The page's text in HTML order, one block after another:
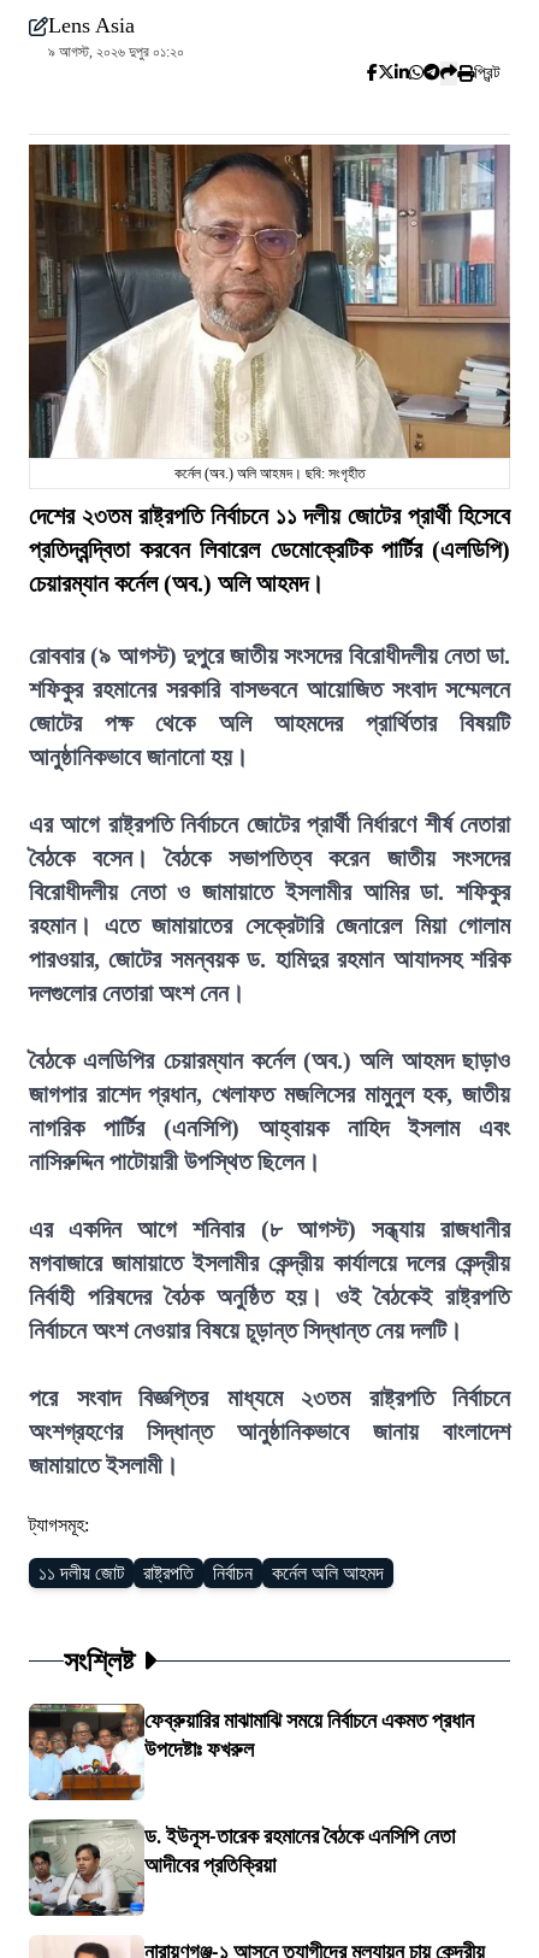
Lens Asia
৯ আগস্ট, ২০২৬ দুপুর ০১:২০
প্রিন্ট
কর্নেল (অব.) অলি আহমদ। ছবি: সংগৃহীত
দেশের ২৩তম রাষ্ট্রপতি নির্বাচনে ১১ দলীয় জোটের প্রার্থী হিসেবে
প্রতিদ্বন্দ্বিতা করবেন লিবারেল ডেমোক্রেটিক পার্টির (এলডিপি)
চেয়ারম্যান কর্নেল (অব.) অলি আহমদ।
রোববার (৯ আগস্ট) দুপুরে জাতীয় সংসদের বিরোধীদলীয় নেতা ডা.
শফিকুর রহমানের সরকারি বাসভবনে আয়োজিত সংবাদ সম্মেলনে
জোটের পক্ষ থেকে অলি আহমদের প্রার্থিতার বিষয়টি
আনুষ্ঠানিকভাবে জানানো হয়।
এর আগে রাষ্ট্রপতি নির্বাচনে জোটের প্রার্থী নির্ধারণে শীর্ষ নেতারা
বৈঠকে বসেন। বৈঠকে সভাপতিত্ব করেন জাতীয় সংসদের
বিরোধীদলীয় নেতা ও জামায়াতে ইসলামীর আমির ডা. শফিকুর
রহমান। এতে জামায়াতের সেক্রেটারি জেনারেল মিয়া গোলাম
পারওয়ার, জোটের সমন্বয়ক ড. হামিদুর রহমান আযাদসহ শরিক
দলগুলোর নেতারা অংশ নেন।
বৈঠকে এলডিপির চেয়ারম্যান কর্নেল (অব.) অলি আহমদ ছাড়াও
জাগপার রাশেদ প্রধান, খেলাফত মজলিসের মামুনুল হক, জাতীয়
নাগরিক পার্টির (এনসিপি) আহ্বায়ক নাহিদ ইসলাম এবং
নাসিরুদ্দিন পাটোয়ারী উপস্থিত ছিলেন।
এর একদিন আগে শনিবার (৮ আগস্ট) সন্ধ্যায় রাজধানীর
মগবাজারে জামায়াতে ইসলামীর কেন্দ্রীয় কার্যালয়ে দলের কেন্দ্রীয়
নির্বাহী পরিষদের বৈঠক অনুষ্ঠিত হয়। ওই বৈঠকেই রাষ্ট্রপতি
নির্বাচনে অংশ নেওয়ার বিষয়ে চূড়ান্ত সিদ্ধান্ত নেয় দলটি।
পরে সংবাদ বিজ্ঞপ্তির মাধ্যমে ২৩তম রাষ্ট্রপতি নির্বাচনে
অংশগ্রহণের সিদ্ধান্ত আনুষ্ঠানিকভাবে জানায় বাংলাদেশ
জামায়াতে ইসলামী।
ট্যাগসমূহ:
১১ দলীয় জোট রাষ্ট্রপতি নির্বাচন কর্নেল অলি আহমদ
সংশ্লিষ্ট
ফেব্রুয়ারির মাঝামাঝি সময়ে নির্বাচনে একমত প্রধান
উপদেষ্টাঃ ফখরুল
ড. ইউনূস-তারেক রহমানের বৈঠকে এনসিপি নেতা
আদীবের প্রতিক্রিয়া
নারায়ণগঞ্জ-১ আসনে ত্যাগীদের মূল্যায়ন চায় কেন্দ্রীয়